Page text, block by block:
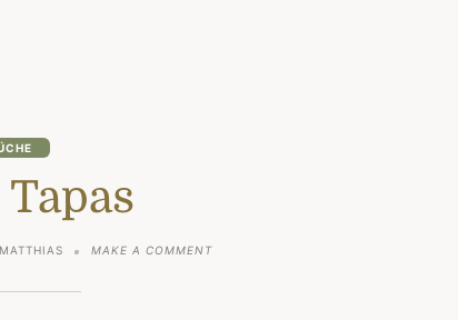
MAKE A COMMENTON